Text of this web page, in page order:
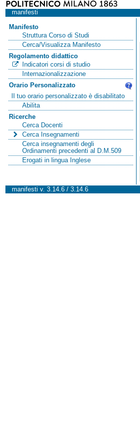
manifesti
Manifesto
Struttura Corso di Studi
Cerca/Visualizza Manifesto
Regolamento didattico
Indicatori corsi di studio
Internazionalizzazione
Orario Personalizzato
Il tuo orario personalizzato è disabilitato
Abilita
Ricerche
Cerca Docenti
Cerca Insegnamenti
Cerca insegnamenti degli
Ordinamenti precedenti al D.M.509
Erogati in lingua Inglese
manifesti v. 3.14.6 / 3.14.6